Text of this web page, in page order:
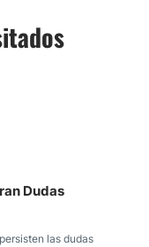
Dudas
las dudas